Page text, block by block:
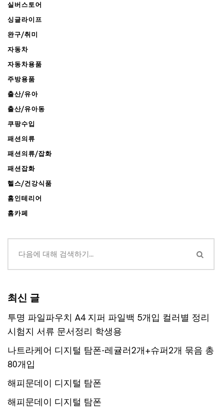
실버스토어
싱글라이프
완구/취미
자동차
자동차용품
주방용품
출산/유아
출산/유아동
쿠팡수입
패션의류
패션의류/잡화
패션잡화
헬스/건강식품
홈인테리어
홈카페
최신 글
투명 파일파우치 A4 지퍼 파일백 5개입 컬러별 정리
시험지 서류 문서정리 학생용
나트라케어 디지털 탐폰-레귤러2개+슈퍼2개 묶음 총
80개입
해피문데이 디지털 탐폰
해피문데이 디지털 탐폰